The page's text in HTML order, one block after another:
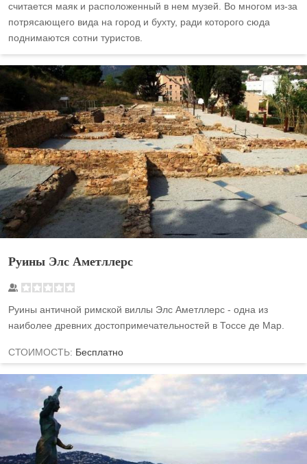
считается маяк и расположенный в нем музей. Во многом из-за
потрясающего вида на город и бухту, ради которого сюда
поднимаются сотни туристов.
Руины Элс Аметллерс
Руины античной римской виллы Элс Аметллерс - одна из
наиболее древних достопримечательностей в Тоссе де Мар.
СТОИМОСТЬ: Бесплатно